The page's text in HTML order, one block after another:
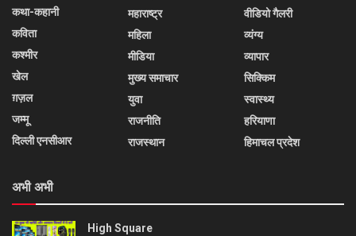
कथा-कहानी
कविता
कश्मीर
खेल
ग़ज़ल
जम्मू
दिल्ली एनसीआर
महाराष्ट्र
महिला
मीडिया
मुख्य समाचार
युवा
राजनीति
राजस्थान
वीडियो गैलरी
व्यंग्य
व्यापार
सिक्किम
स्वास्थ्य
हरियाणा
हिमाचल प्रदेश
अभी अभी
High Square